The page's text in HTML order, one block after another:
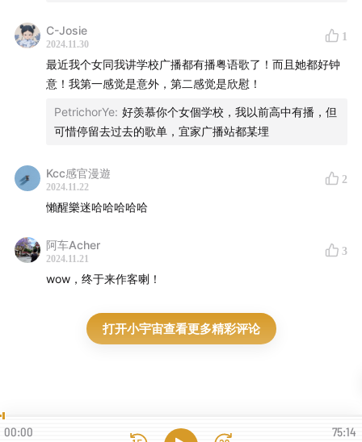
4、2.0新版贴纸：
C-Josie
2024.11.30
1
最近我个女同我讲学校广播都有播粤语歌了！而且她都好钟
意！我第一感觉是意外，第二感觉是欣慰！
PetrichorYe: 好羡慕你个女個学校，我以前高中有播，但
可惜停留去过去的歌单，宜家广播站都某埋
Kcc感官漫遊
2024.11.22
2
懶醒樂迷哈哈哈哈哈
阿车Acher
2024.11.21
3
wow，终于来作客喇！
打开小宇宙查看更多精彩评论
00:00 75:14